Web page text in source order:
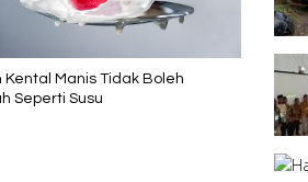
Kental Manis Tidak Boleh
Seperti Susu